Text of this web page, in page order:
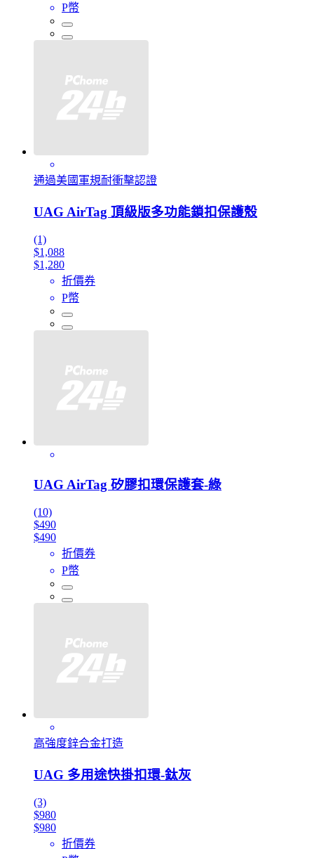
P幣
通過美國軍規耐衝擊認證
UAG AirTag 頂級版多功能鎖扣保護殼
(1)
$1,088
$1,280
折價券
P幣
UAG AirTag 矽膠扣環保護套-綠
(10)
$490
$490
折價券
P幣
高強度鋅合金打造
UAG 多用途快掛扣環-鈦灰
(3)
$980
$980
折價券